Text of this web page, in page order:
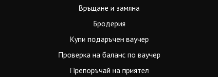
Връщане и замяна
Бродерия
Купи подаръчен ваучер
Проверка на баланс по ваучер
Препоръчай на приятел